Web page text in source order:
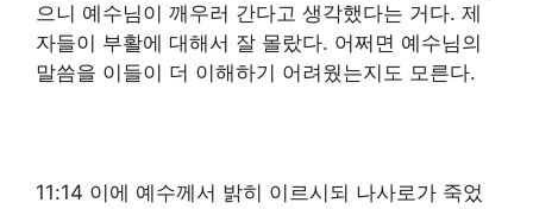
으니 예수님이 깨우러 간다고 생각했다는 거다. 제
자들이 부활에 대해서 잘 몰랐다. 어쩌면 예수님의
말씀을 이들이 더 이해하기 어려웠는지도 모른다.
11:14 이에 예수께서 밝히 이르시되 나사로가 죽었